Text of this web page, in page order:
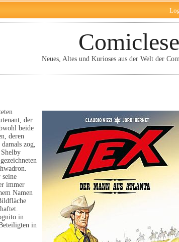
Neues, Altes und Kurioses aus der Welt der
der
beide
deren
zog,
immer
Namen
in
in